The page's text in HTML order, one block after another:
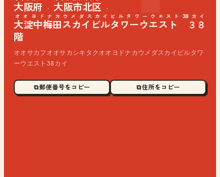
大阪府 · 大阪市北区 ·
大淀中梅田スカイビルタワーウエスト ３８
階
オオヨドナカウメダスカイビルタワーウエスト38カイ
オオサカフオオサカシキタクオオヨドナカウメダスカイビルタワ
ーウエスト38カイ
⧉ 郵便番号をコピー ⧉ 住所をコピー